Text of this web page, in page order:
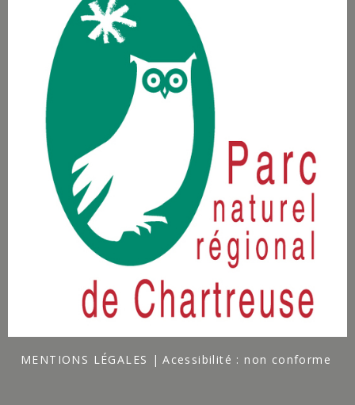
MENTIONS LÉGALES Acessibilité : non conforme